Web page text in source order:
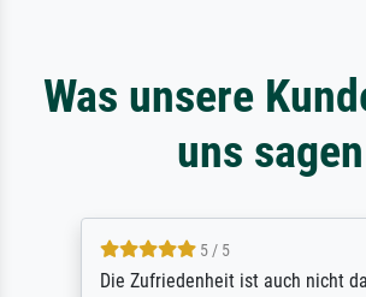
Was unsere
uns sagen
5 / 5
Die Zufriedenheit ist auch nicht